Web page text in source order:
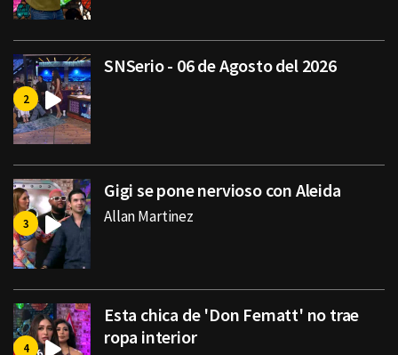
SNSerio - 06 de Agosto del 2026
Gigi se pone nervioso con Aleida
Allan Martinez
Esta chica de 'Don Fematt' no trae
ropa interior